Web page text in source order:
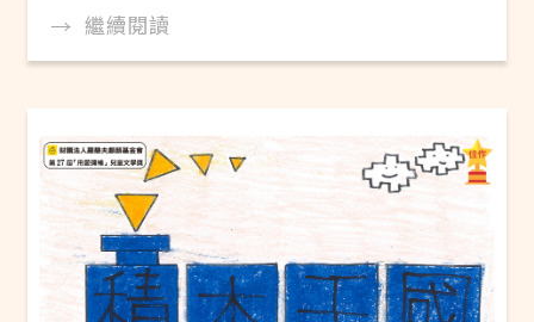
物毛絨玩偶，因為它們從不嘲笑他或批評他，
而衝突，蟹寶依然努力尋找屬於自己的平靜方
式。 故事轉折點在於班上一位名叫小海星的
轉學生出現。他欣賞蟹寶的獨特之處，主動接
近他，並陪伴他一起探索海洋世界。兩人從互
動中的磨合、衝突，到最終理解彼此的差異，
成為了真正的朋友。蟹寶學會了如何表達和管
繼續閱讀